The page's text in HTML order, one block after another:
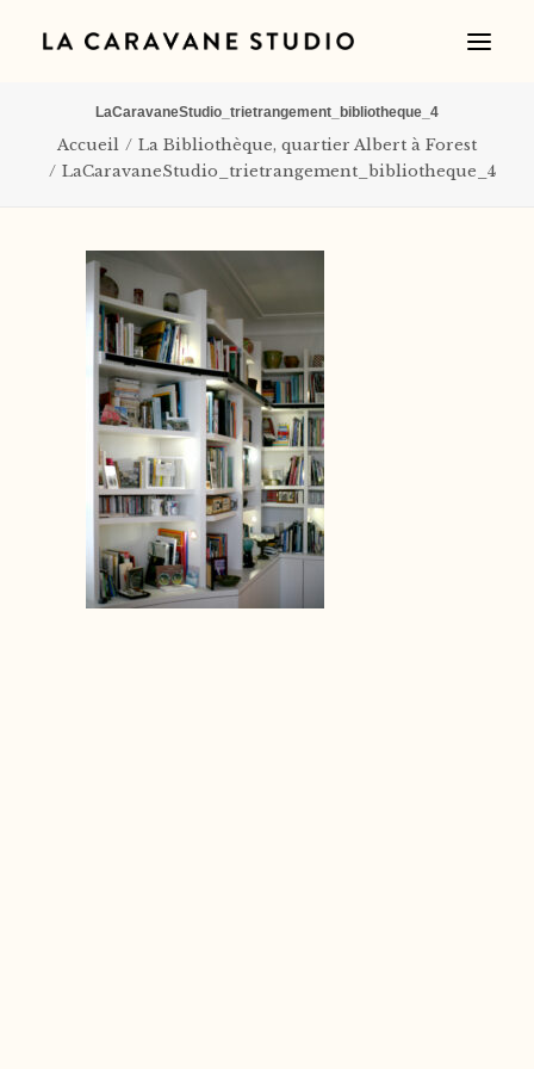
LaCaravaneStudio_trietrangement_bibliotheque_4
Accueil
La Bibliothèque, quartier Albert à Forest
LaCaravaneStudio_trietrangement_bibliotheque_4